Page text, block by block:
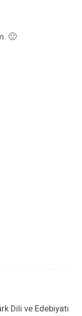
🙂
Dili ve Edebiyatı